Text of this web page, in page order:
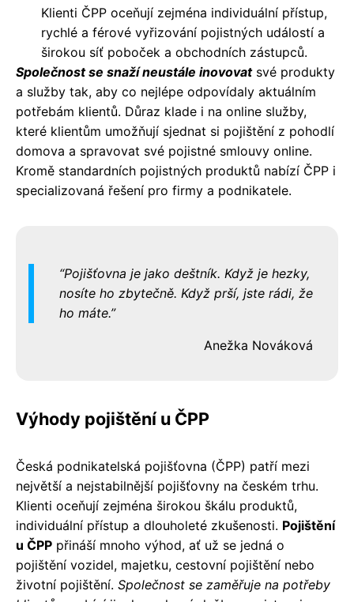
Klienti ČPP oceňují zejména individuální přístup,
rychlé a férové vyřizování pojistných událostí a
širokou síť poboček a obchodních zástupců.
Společnost se snaží neustále inovovatsvé produkty
a služby tak, aby co nejlépe odpovídaly aktuálním
potřebám klientů. Důraz klade i na online služby,
které klientům umožňují sjednat si pojištění z pohodlí
domova a spravovat své pojistné smlouvy online.
Kromě standardních pojistných produktů nabízí ČPP i
specializovaná řešení pro firmy a podnikatele.
Pojišťovna je jako deštník. Když je hezky,
nosíte ho zbytečně. Když prší, jste rádi, že
ho máte.
Anežka Nováková
Výhody pojištění u ČPP
Česká podnikatelská pojišťovna (ČPP) patří mezi
největší a nejstabilnější pojišťovny na českém trhu.
Klienti oceňují zejména širokou škálu produktů,
individuální přístup a dlouholeté zkušenosti. Pojištění
u ČPP přináší mnoho výhod, ať už se jedná o
pojištění vozidel, majetku, cestovní pojištění nebo
životní pojištění. Společnost se zaměřuje na potřeby